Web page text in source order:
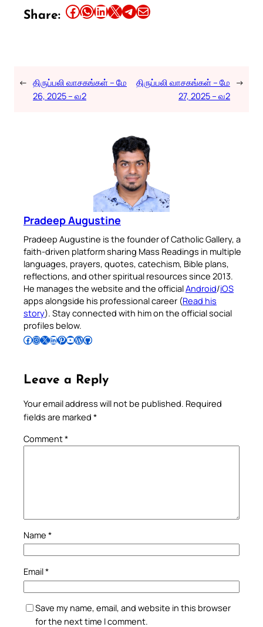
Share: Share this article on Facebook Share this article on WhatsApp Share this article on LinkedIn Share this article on X Share this article on TelegramEmail this Article
← திருப்பலி வாசகங்கள் – மே
26, 2025 – வ2
திருப்பலி வாசகங்கள் – மே
27, 2025 – வ2
→
Pradeep Augustine
Pradeep Augustine is the founder of Catholic Gallery, a
faith-driven platform sharing Mass Readings in multiple
languages, prayers, quotes, catechism, Bible plans,
reflections, and other spiritual resources since 2013.
He manages the website and the officialAndroid/iOS
apps alongside his professional career (Read his
story). Stay connected with him on the official social
profiles below.
Follow Pradeep on Facebook Follow Pradeep on InstagramFollow Pradeep on X Follow Pradeep on LinkedIn Follow Pradeep on Pinterest Subscribe to Pradeep’s Youtube Channel Follow Pradeep on WordPress Follow Pradeep on GitHub
Leave a Reply
Your email address will not be published. Required
fields are marked *
Comment*
Name *
Email*
Save my name, email, and website in this browser
for the next time I comment.